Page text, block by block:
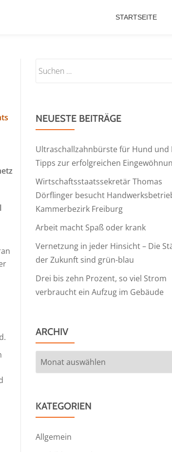
STARTSEITE
NEUESTE BEITRÄGE
Ultraschallzahnbürste für Hund und
Tipps zur erfolgreichen
Wirtschaftsstaatssekretär Thomas
Dörflinger besucht
Kammerbezirk Freiburg
Arbeit macht Spaß oder krank
Vernetzung in jeder Hinsicht – Die
der Zukunft sind grün-blau
Drei bis zehn Prozent, so viel Strom
verbraucht ein Aufzug im Gebäude
ARCHIV
Archiv
KATEGORIEN
Allgemein